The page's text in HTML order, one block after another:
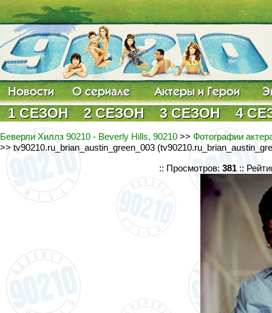
1 СЕЗОН 2 СЕЗОН 3 СЕЗОН 4
Беверли Хиллз 90210 - Beverly Hills, 90210 >> Фотографии
>> tv90210.ru_brian_austin_green_003
:: Просмотров: 381 ::